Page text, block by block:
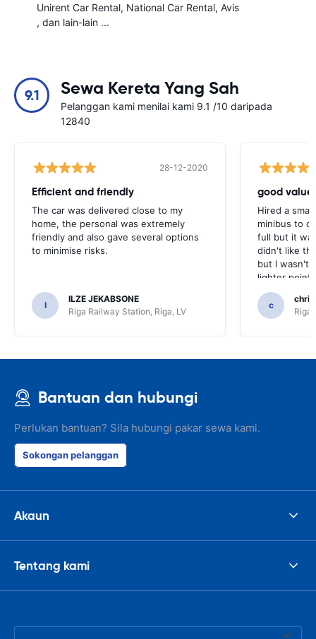
Unirent Car Rental National Car Rental Avis
, dan lain-lain ...
9.1 Sewa Kereta Yang Sah
Pelanggan kami menilai kami 9.1 /10 daripada
12840
28-12-2020
Efficient and friendly
The car was delivered close to my
home, the personal was extremely
friendly and also gave several options
to minimise risks.
I
ILZE JEKABSONE
Riga Railway Station, Riga, LV
good value
Hired a
minibus to
full but it
didn't like
but I wasn't
lighter point
nav lead
off. All in all
complaints
c
Riga
Bantuan dan hubungi
Perlukan bantuan? Sila hubungi pakar sewa kami.
Sokongan pelanggan
Akaun
Tentang kami